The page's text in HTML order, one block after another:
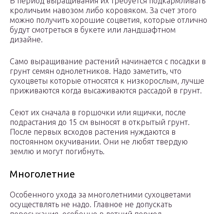
кроличьим навозом либо коровяком. За счет этого
можно получить хорошие соцветия, которые отлично
будут смотреться в букете или ландшафтном
дизайне.
Само выращивание растений начинается с посадки в
грунт семян однолетников. Надо заметить, что
сухоцветы которые относятся к низкорослым, лучше
приживаются когда высаживаются рассадой в грунт.
Сеют их сначала в горшочки или ящички, после
подрастания до 15 см выносят в открытый грунт.
После первых всходов растения нуждаются в
постоянном окучивании. Они не любят твердую
землю и могут погибнуть.
Многолетние
Особенного ухода за многолетними сухоцветами
осуществлять не надо. Главное не допускать